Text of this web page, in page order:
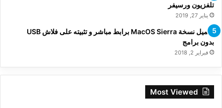
تلفزيون ورسيفر
يناير 27, 2019
تحميل نسخة MacOS Sierra برابط مباشر و تثبيته على فلاش USB
بدون برامج
فبراير 2, 2018
Most Viewed